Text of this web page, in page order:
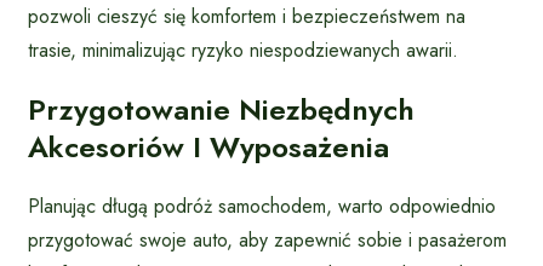
pozwoli cieszyć się komfortem i bezpieczeństwem na
trasie, minimalizując ryzyko niespodziewanych awarii.
Przygotowanie Niezbędnych
Akcesoriów I Wyposażenia
Planując długą podróż samochodem, warto odpowiednio
przygotować swoje auto, aby zapewnić sobie i pasażerom